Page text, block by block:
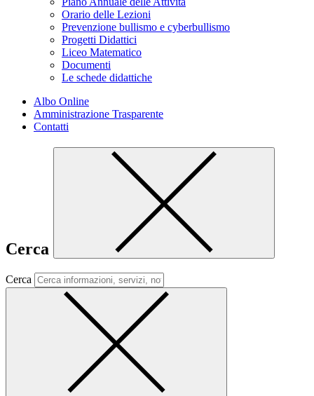
Orario delle Lezioni
Prevenzione bullismo e cyberbullismo
Progetti Didattici
Liceo Matematico
Documenti
Le schede didattiche
Albo Online
Amministrazione Trasparente
Contatti
Cerca
Cerca